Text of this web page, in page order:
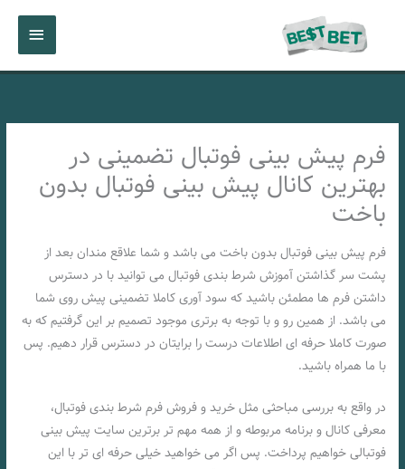
اصلی
فرم پیش بینی فوتبال تضمینی در
بهترین کانال پیش بینی فوتبال بدون
باخت
فرم پیش بینی فوتبال بدون باخت می باشد و شما علاقع مندان بعد از
پشت سر گذاشتن آموزش شرط بندی فوتبال می توانید با در دسترس
داشتن فرم ها مطمئن باشید که سود آوری کاملا تضمینی پیش روی شما
می باشد. از همین رو و با توجه به برتری موجود تصمیم بر این گرفتیم که به
صورت کاملا حرفه ای اطلاعات درست را برایتان در دسترس قرار دهیم. پس
با ما همراه باشید.
در واقع به بررسی مباحثی مثل خرید و فروش فرم شرط بندی فوتبال،
معرفی کانال و برنامه مربوطه و از همه مهم تر برترین سایت پیش بینی
فوتبالی خواهیم پرداخت. پس اگر می خواهید خیلی حرفه ای تر با این